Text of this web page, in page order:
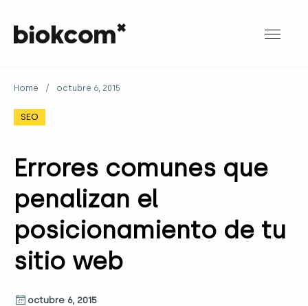
Home / octubre 6, 2015
SEO
Errores comunes que
penalizan el
posicionamiento de tu
sitio web
octubre 6, 2015